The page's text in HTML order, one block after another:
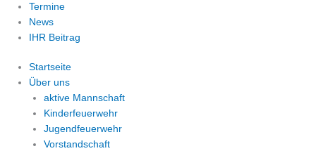
Termine
News
IHR Beitrag
Startseite
Über uns
aktive Mannschaft
Kinderfeuerwehr
Jugendfeuerwehr
Vorstandschaft